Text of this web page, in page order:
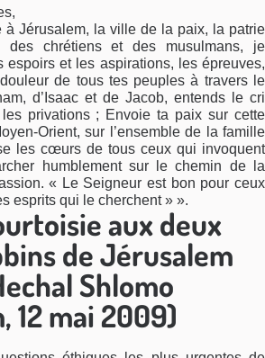
à Jérusalem, la ville de la paix, la patrie
des chrétiens et des musulmans, je
espoirs et les aspirations, les épreuves,
de tous tes peuples à travers le
d’Isaac et de Jacob, entends le cri
privations ; Envoie ta paix sur cette
Orient, sur l’ensemble de la famille
les cœurs de tous ceux qui invoquent
humblement sur le chemin de la
« Le Seigneur est bon pour ceux
esprits qui le cherchent » ».
aux deux
de Jérusalem
Shlomo
12 mai 2009)